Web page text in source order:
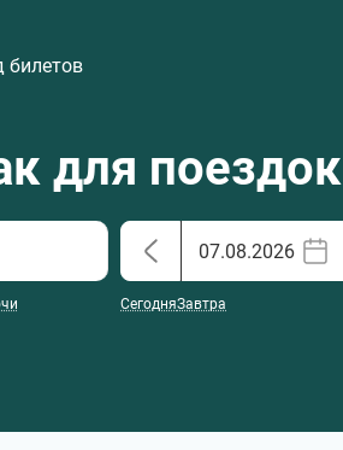
билетов
для поездок
СегодняЗавтра